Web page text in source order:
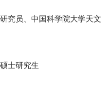
究员、中国科学院大学天文
士研究生